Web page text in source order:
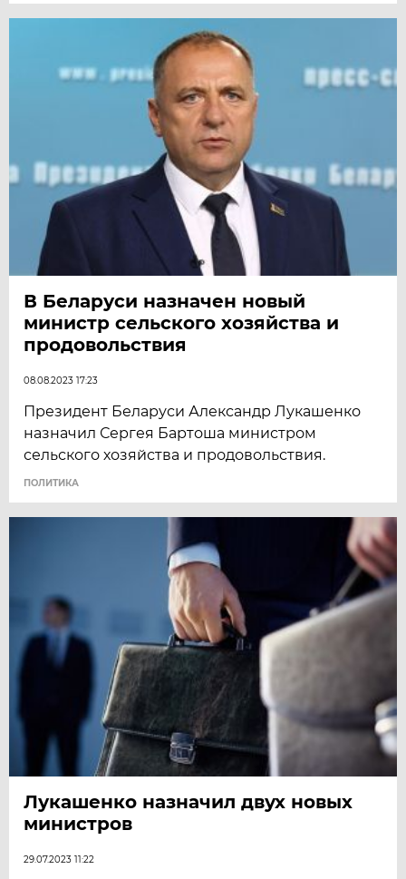
В Беларуси назначен новый
министр сельского хозяйства и
продовольствия
08.08.2023 17:23
Президент Беларуси Александр Лукашенко
назначил Сергея Бартоша министром
сельского хозяйства и продовольствия.
ПОЛИТИКА
Лукашенко назначил двух новых
министров
29.07.2023 11:22